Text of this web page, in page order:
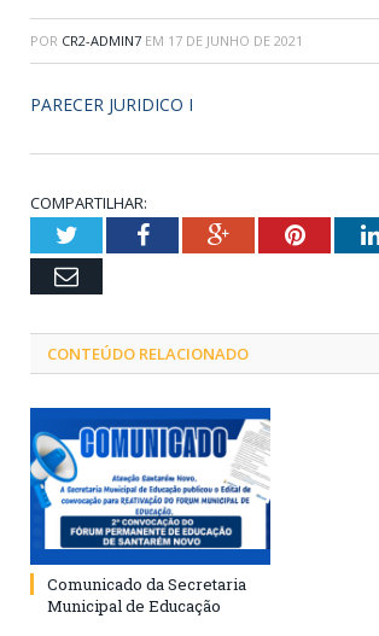
POR CR2-ADMIN7 EM 17 DE JUNHO DE 2021
PARECER JURIDICO I
COMPARTILHAR:
TwitterFacebookGoogle+
Email
CONTEÚDO RELACIONADO
Comunicado da Secretaria
Municipal de Educação